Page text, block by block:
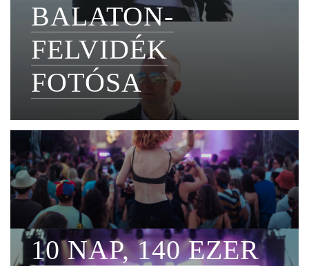
BALATON-
FELVIDÉK
FOTÓSA
10 NAP, 140 EZER